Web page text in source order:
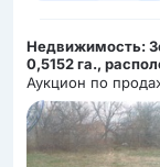
Недвижимость:
0,5152 га.,
округе
Аукцион по